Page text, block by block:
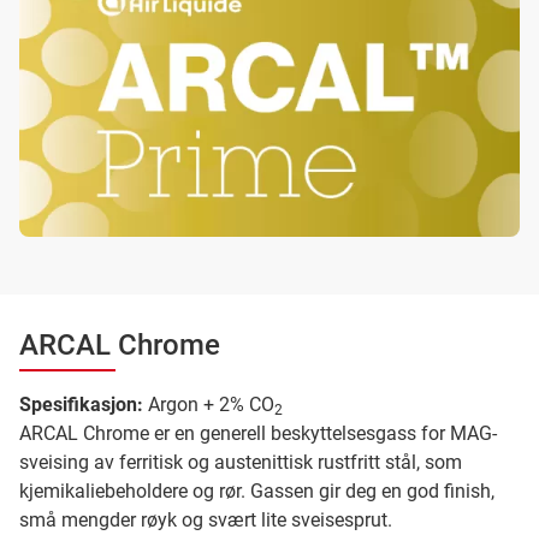
ARCAL Chrome
Spesifikasjon: Argon + 2% CO2
ARCAL Chrome er en generell beskyttelsesgass for MAG-
sveising av ferritisk og austenittisk rustfritt stål, som
kjemikaliebeholdere og rør. Gassen gir deg en god finish,
små mengder røyk og svært lite sveisesprut.